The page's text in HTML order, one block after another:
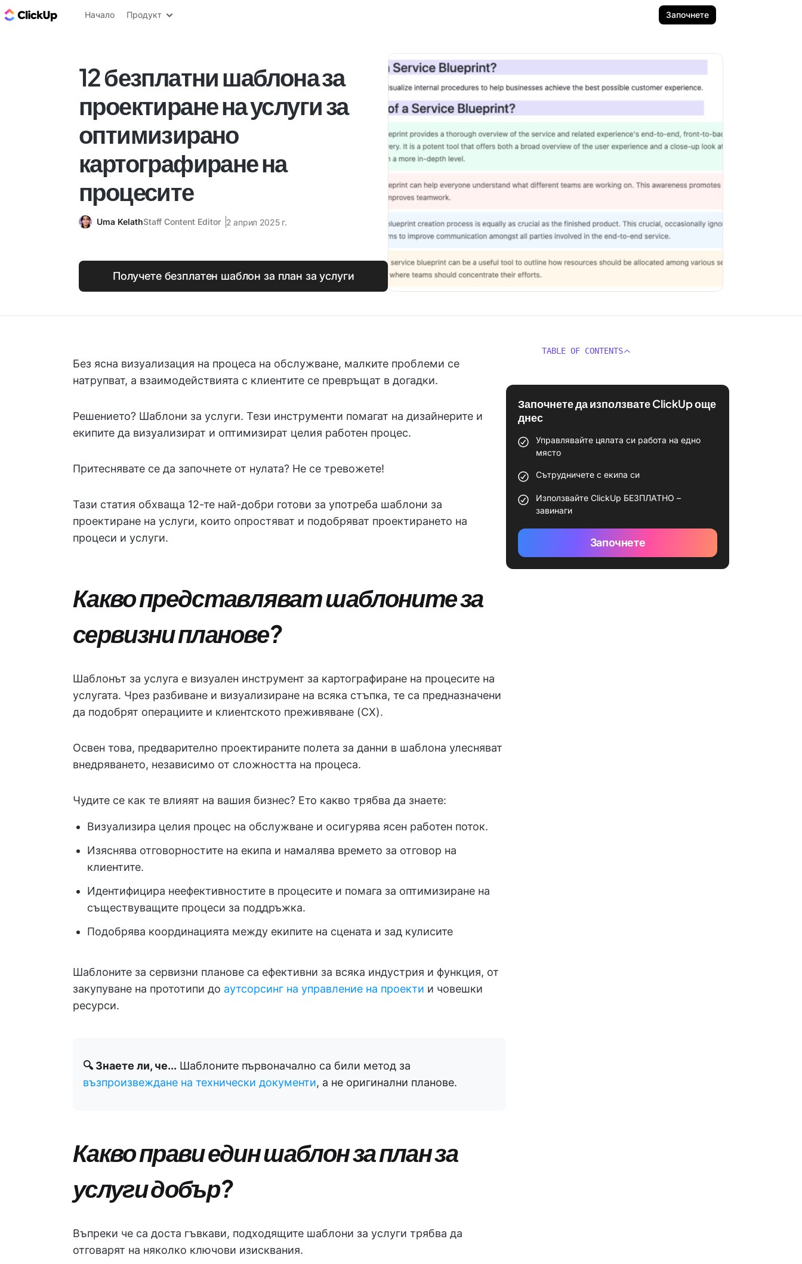
ClickUp блог
Начало Продукт Започнете
12 безплатни шаблона за
проектиране на услуги за
оптимизирано
картографиране на
процесите
Uma KelathStaff Content Editor 2 април 2025 г.
Получете безплатен шаблон за план за услуги
Без ясна визуализация на процеса на обслужване, малките проблеми се
натрупват, а взаимодействията с клиентите се превръщат в догадки.
Решението? Шаблони за услуги. Тези инструменти помагат на дизайнерите и
екипите да визуализират и оптимизират целия работен процес.
Притеснявате се да започнете от нулата? Не се тревожете!
Тази статия обхваща 12-те най-добри готови за употреба шаблони за
проектиране на услуги, които опростяват и подобряват проектирането на
процеси и услуги.
Какво представляват шаблоните за
сервизни планове?
Шаблонът за услуга е визуален инструмент за картографиране на процесите на
услугата. Чрез разбиване и визуализиране на всяка стъпка, те са предназначени
да подобрят операциите и клиентското преживяване (CX).
Освен това, предварително проектираните полета за данни в шаблона улесняват
внедряването, независимо от сложността на процеса.
Чудите се как те влияят на вашия бизнес? Ето какво трябва да знаете:
Визуализира целия процес на обслужване и осигурява ясен работен поток.
Изяснява отговорностите на екипа и намалява времето за отговор на
клиентите.
Идентифицира неефективностите в процесите и помага за оптимизиране на
съществуващите процеси за поддръжка.
Подобрява координацията между екипите на сцената и зад кулисите
Шаблоните за сервизни планове са ефективни за всяка индустрия и функция, от
закупуване на прототипи до аутсорсинг на управление на проекти и човешки
ресурси.
🔍 Знаете ли, че... Шаблоните първоначално са били метод за
възпроизвеждане на технически документи, а не оригинални планове.
Какво прави един шаблон за план за
услуги добър?
Въпреки че са доста гъвкави, подходящите шаблони за услуги трябва да
отговарят на няколко ключови изисквания.
TABLE OF CONTENTS
Започнете да използвате ClickUp още
днес
Управлявайте цялата си работа на едно
място
Сътрудничете с екипа си
Използвайте ClickUp БЕЗПЛАТНО –
завинаги
Започнете